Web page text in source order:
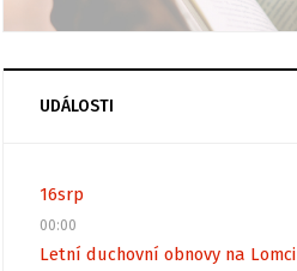
UDÁLOSTI
16srp
00:00
Letní duchovní obnovy na Lomci